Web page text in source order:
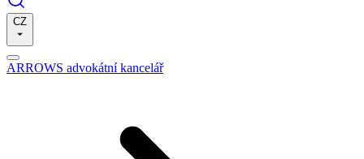
CZ
ARROWS advokátní kancelář